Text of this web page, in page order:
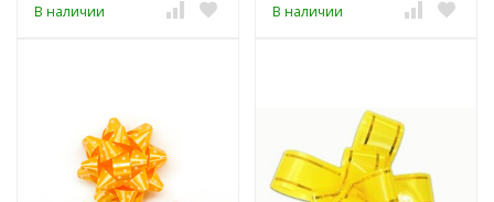
В наличии В наличии